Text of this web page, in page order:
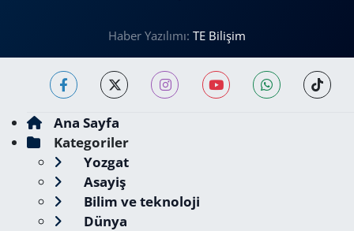
Haber Yazılımı: TE Bilişim
Ana Sayfa
Kategoriler
Yozgat
Asayiş
Bilim ve teknoloji
Dünya